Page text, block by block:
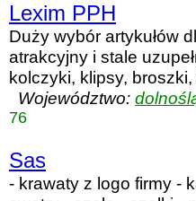
Lexim PPH
Duży wybór artykułów
atrakcyjny i stale
kolczyki, klipsy,
Województwo:
76
Sas
- krawaty z logo firmy -